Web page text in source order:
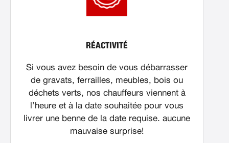
RÉACTIVITÉ
Si vous avez besoin de vous débarrasser
de gravats, ferrailles, meubles, bois ou
déchets verts, nos chauffeurs viennent à
l’heure et à la date souhaitée pour vous
livrer une benne de la date requise. aucune
mauvaise surprise!